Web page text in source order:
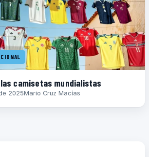
camisetas mundialistas
2025Mario Cruz Macías